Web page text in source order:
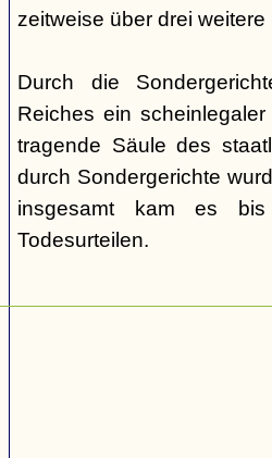
zeitweise über drei
Durch die
Reiches ein
tragende Säule des
durch Sondergerichte
insgesamt kam es
Todesurteilen.